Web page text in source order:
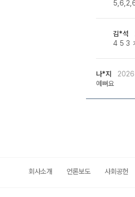
김*석
4 5 3
나*지
예뻐요
회사소개 언론보도 사회공헌